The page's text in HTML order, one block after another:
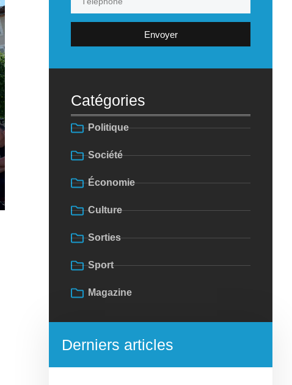
Envoyer
Catégories
Politique
Société
Économie
Culture
Sorties
Sport
Magazine
Derniers articles